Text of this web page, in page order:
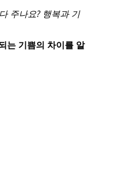
주나요? 행복과 기
는 기쁨의 차이를 알